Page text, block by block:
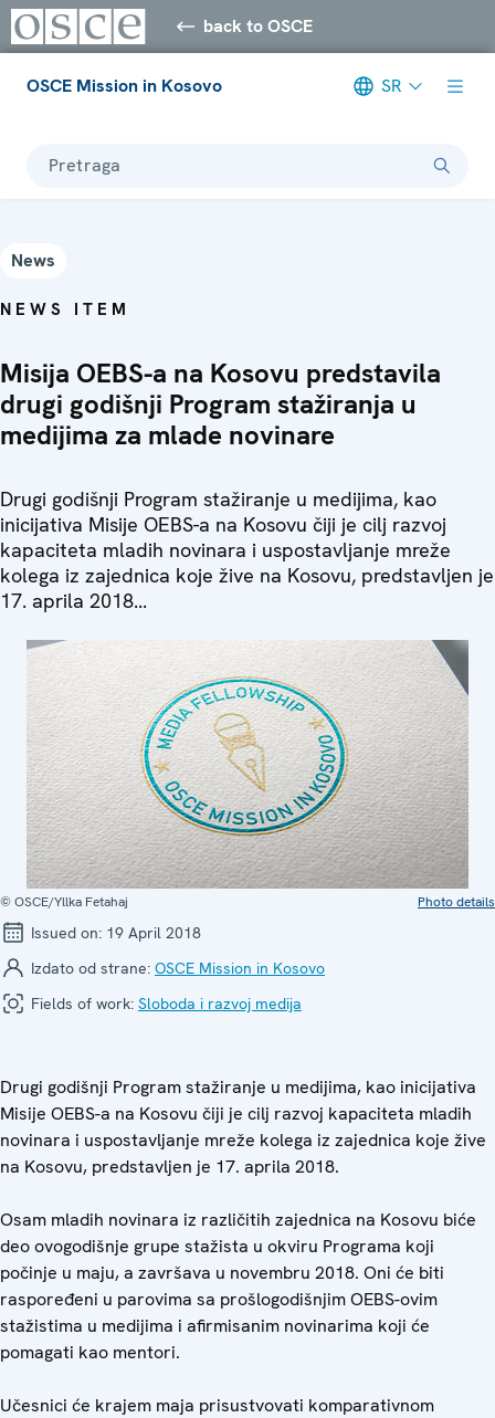
back to OSCE
OSCE Mission in Kosovo SR
Pretraga
News
NEWS ITEM
Misija OEBS-a na Kosovu predstavila
drugi godišnji Program stažiranja u
medijima za mlade novinare
Drugi godišnji Program stažiranje u medijima, kao
inicijativa Misije OEBS-a na Kosovu čiji je cilj razvoj
kapaciteta mladih novinara i uspostavljanje mreže
kolega iz zajednica koje žive na Kosovu, predstavljen je
17. aprila 2018...
© OSCE/Yllka Fetahaj Photo details
Issued on: 19 April 2018
Izdato od strane: OSCE Mission in Kosovo
Fields of work: Sloboda i razvoj medija
Drugi godišnji Program stažiranje u medijima, kao inicijativa
Misije OEBS-a na Kosovu čiji je cilj razvoj kapaciteta mladih
novinara i uspostavljanje mreže kolega iz zajednica koje žive
na Kosovu, predstavljen je 17. aprila 2018.
Osam mladih novinara iz različitih zajednica na Kosovu biće
deo ovogodišnje grupe stažista u okviru Programa koji
počinje u maju, a završava u novembru 2018. Oni će biti
raspoređeni u parovima sa prošlogodišnjim OEBS-ovim
stažistima u medijima i afirmisanim novinarima koji će
pomagati kao mentori.
Učesnici će krajem maja prisustvovati komparativnom